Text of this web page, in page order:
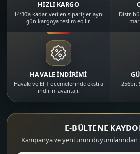
HIZLI KARGO
14:30'a kadar verilen siparişler aynı
gün kargoya teslim edilir.
HAVALE İNDİRİMİ
Havale ve EFT ödemelerinde ekstra
indirim avantajı.
256bit
E-BÜLTENE
Kampanya ve yeni ürün